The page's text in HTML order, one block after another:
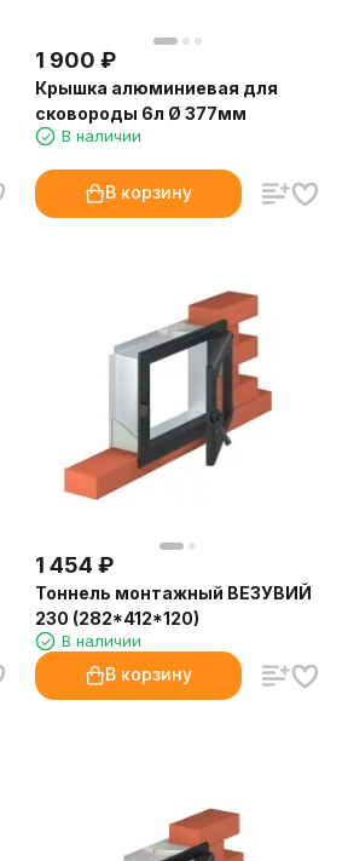
1 900 ₽
Крышка алюминиевая для
сковороды 6л Ø 377мм
В наличии
В корзину
1 454 ₽
Тоннель монтажный ВЕЗУВИЙ
230 (282*412*120)
В наличии
В корзину